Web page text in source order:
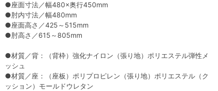
●座面寸法／幅480×奥行450mm
●肘内寸法／幅480mm
●座面高さ／425～515mm
●肘高さ／615～805mm
●材質／背：（背枠）強化ナイロン（張り地）ポリエステル弾性メ
ッシュ
●材質／座：（座板）ポリプロピレン（張り地）ポリエステル（ク
ッション）モールドウレタン